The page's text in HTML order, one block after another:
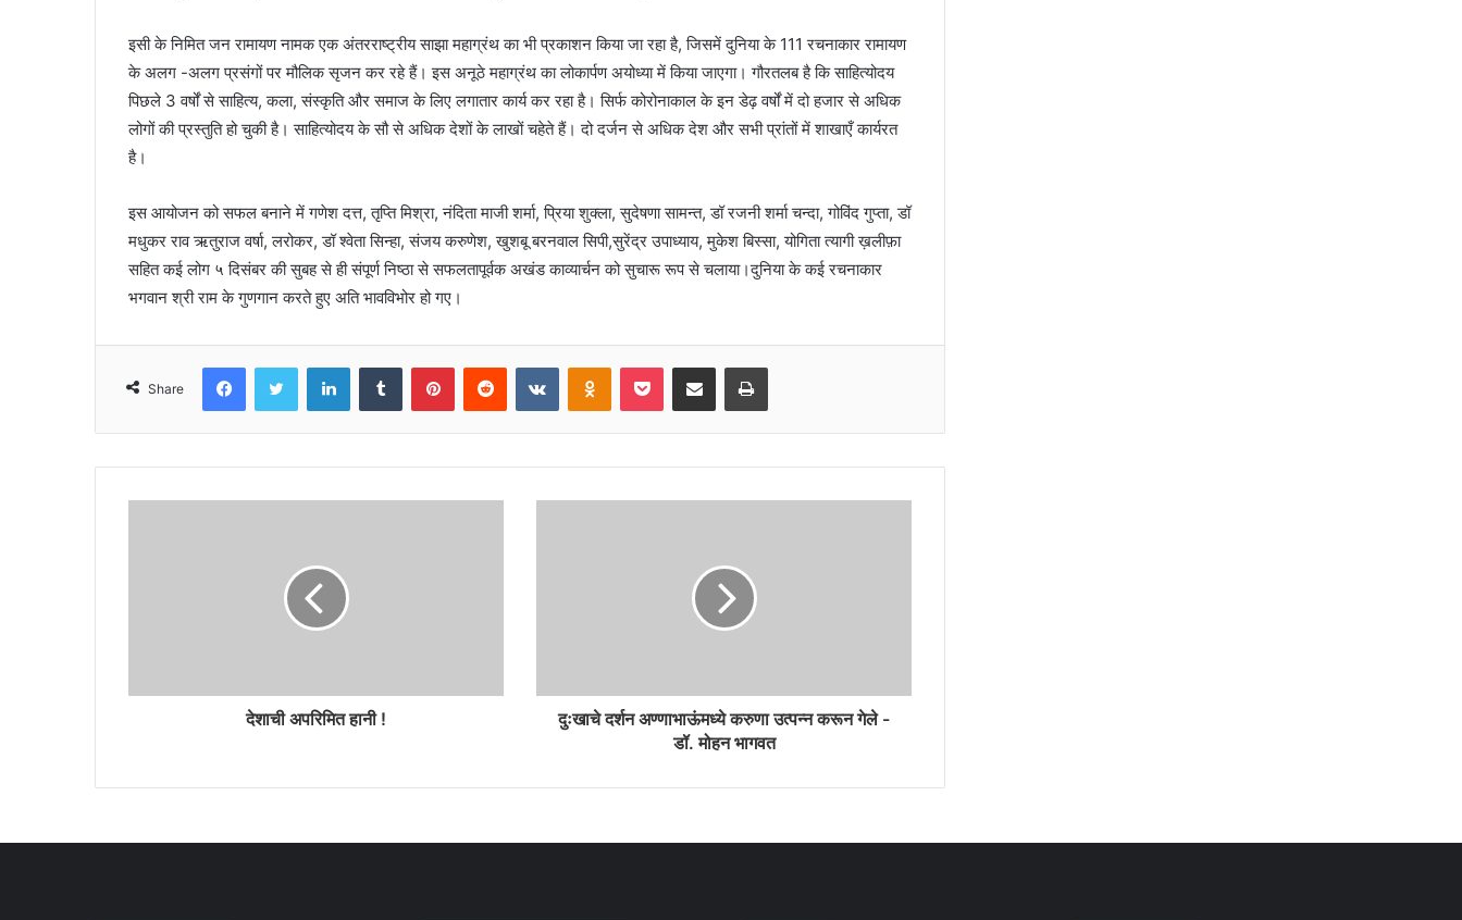
इसी के निमित जन रामायण नामक एक अंतरराष्ट्रीय साझा महाग्रंथ का भी प्रकाशन किया जा रहा है, जिसमें दुनिया के 111 रचनाकार रामायण
के अलग -अलग प्रसंगों पर मौलिक सृजन कर रहे हैं। इस अनूठे महाग्रंथ का लोकार्पण अयोध्या में किया जाएगा। गौरतलब है कि साहित्योदय
पिछले 3 वर्षों से साहित्य, कला, संस्कृति और समाज के लिए लगातार कार्य कर रहा है। सिर्फ कोरोनाकाल के इन डेढ़ वर्षों में दो हजार से अधिक
लोगों की प्रस्तुति हो चुकी है। साहित्योदय के सौ से अधिक देशों के लाखों चहेते हैं। दो दर्जन से अधिक देश और सभी प्रांतों में शाखाएँ कार्यरत
है।
इस आयोजन को सफल बनाने में गणेश दत्त, तृप्ति मिश्रा, नंदिता माजी शर्मा, प्रिया शुक्ला, सुदेषणा सामन्त, डॉ रजनी शर्मा चन्दा, गोविंद गुप्ता, डॉ
मधुकर राव ऋतुराज वर्षा, लरोकर, डॉ श्वेता सिन्हा, संजय करुणेश, खुशबू बरनवाल सिपी,सुरेंद्र उपाध्याय, मुकेश बिस्सा, योगिता त्यागी ख़लीफ़ा
सहित कई लोग ५ दिसंबर की सुबह से ही संपूर्ण निष्ठा से सफलतापूर्वक अखंड काव्यार्चन को सुचारू रूप से चलाया।दुनिया के कई रचनाकार
भगवान श्री राम के गुणगान करते हुए अति भावविभोर हो गए।
Share
FacebookTwitter LinkedInTumblr PinterestReddit VKontakteOdnoklassniki
Pocket Share via Email Print
देशाची अपरिमित हानी !
दुःखाचे दर्शन अण्णाभाऊंमध्ये करुणा उत्पन्न करून गेले -
डॉ. मोहन भागवत